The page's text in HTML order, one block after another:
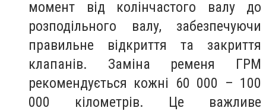
момент від колінчастого валу до
розподільного валу, забезпечуючи
правильне відкриття та закриття
клапанів. Заміна ременя ГРМ
рекомендується кожні 60 000 – 100
000 кілометрів. Це важливе